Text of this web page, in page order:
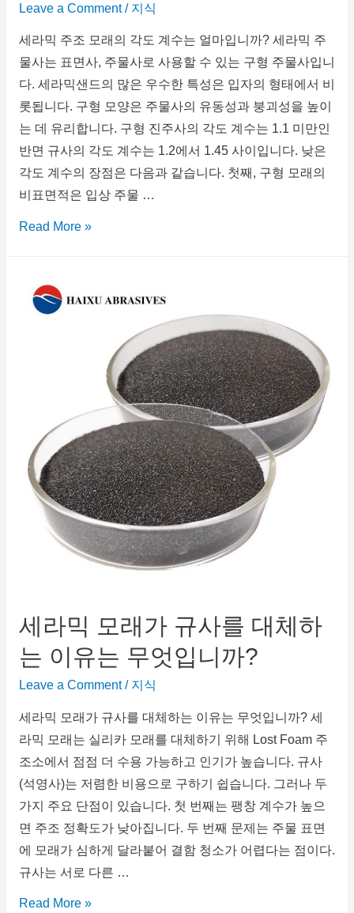
Leave a Comment / 지식
세라믹 주조 모래의 각도 계수는 얼마입니까? 세라믹 주
물사는 표면사, 주물사로 사용할 수 있는 구형 주물사입니
다. 세라믹샌드의 많은 우수한 특성은 입자의 형태에서 비
롯됩니다. 구형 모양은 주물사의 유동성과 붕괴성을 높이
는 데 유리합니다. 구형 진주사의 각도 계수는 1.1 미만인
반면 규사의 각도 계수는 1.2에서 1.45 사이입니다. 낮은
각도 계수의 장점은 다음과 같습니다. 첫째, 구형 모래의
비표면적은 입상 주물 …
Read More »
세라믹 모래가 규사를 대체하
는 이유는 무엇입니까?
Leave a Comment / 지식
세라믹 모래가 규사를 대체하는 이유는 무엇입니까? 세
라믹 모래는 실리카 모래를 대체하기 위해 Lost Foam 주
조소에서 점점 더 수용 가능하고 인기가 높습니다. 규사
(석영사)는 저렴한 비용으로 구하기 쉽습니다. 그러나 두
가지 주요 단점이 있습니다. 첫 번째는 팽창 계수가 높으
면 주조 정확도가 낮아집니다. 두 번째 문제는 주물 표면
에 모래가 심하게 달라붙어 결함 청소가 어렵다는 점이다.
규사는 서로 다른 …
Read More »